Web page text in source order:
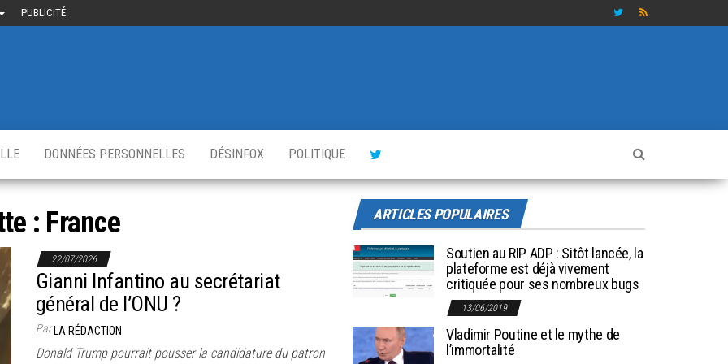
PUBLICITÉ
DONNÉES PERSONNELLES DÉSINFOX POLITIQUE
: France
22/07/2026
Gianni Infantino au secrétariat
général de l’ONU ?
ParLA RÉDACTION
Donald Trump pourrait pousser la candidature du patron
ARTICLES POPULAIRES
Soutien au RIP ADP : Sitôt lancée, la
plateforme est déjà vivement
critiquée pour ses nombreux bugs
13/06/2019
Vladimir Poutine et le mythe de
l’immortalité